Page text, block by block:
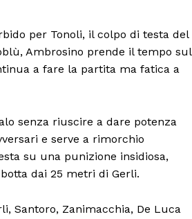
per Tonoli, il colpo di testa del
Ambrosino prende il tempo sul
a fare la partita ma fatica a
senza riuscire a dare potenza
e serve a rimorchio
su una punizione insidiosa,
dai 25 metri di Gerli.
Santoro, Zanimacchia, De Luca